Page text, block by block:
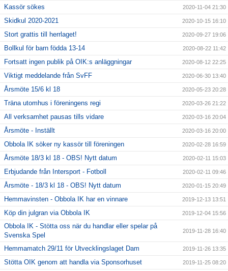
Kassör sökes 2020-11-04 21:30
Skidkul 2020-2021 2020-10-15 16:10
Stort grattis till herrlaget! 2020-09-27 19:06
Bollkul för barn födda 13-14 2020-08-22 11:42
Fortsatt ingen publik på OIK:s anläggningar 2020-08-12 22:25
Viktigt meddelande från SvFF 2020-06-30 13:40
Årsmöte 15/6 kl 18 2020-05-23 20:28
Träna utomhus i föreningens regi 2020-03-26 21:22
All verksamhet pausas tills vidare 2020-03-16 20:04
Årsmöte - Inställt 2020-03-16 20:00
Obbola IK söker ny kassör till föreningen 2020-02-28 16:59
Årsmöte 18/3 kl 18 - OBS! Nytt datum 2020-02-11 15:03
Erbjudande från Intersport - Fotboll 2020-02-11 09:46
Årsmöte - 18/3 kl 18 - OBS! Nytt datum 2020-01-15 20:49
Hemmavinsten - Obbola IK har en vinnare 2019-12-13 13:51
Köp din julgran via Obbola IK 2019-12-04 15:56
Obbola IK - Stötta oss när du handlar eller spelar på
Svenska Spel
2019-11-28 16:40
Hemmamatch 29/11 för Utvecklingslaget Dam 2019-11-26 13:35
Stötta OIK genom att handla via Sponsorhuset 2019-11-25 08:20